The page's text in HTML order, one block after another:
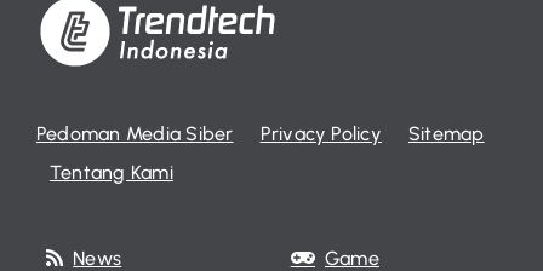
Pedoman Media Siber Privacy Policy
Sitemap
Tentang Kami
News
Game